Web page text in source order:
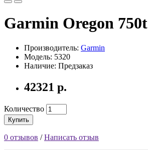
Garmin Oregon 750t
Производитель: Garmin
Модель: 5320
Наличие: Предзаказ
42321 р.
Количество
Купить
0 отзывов /Написать отзыв